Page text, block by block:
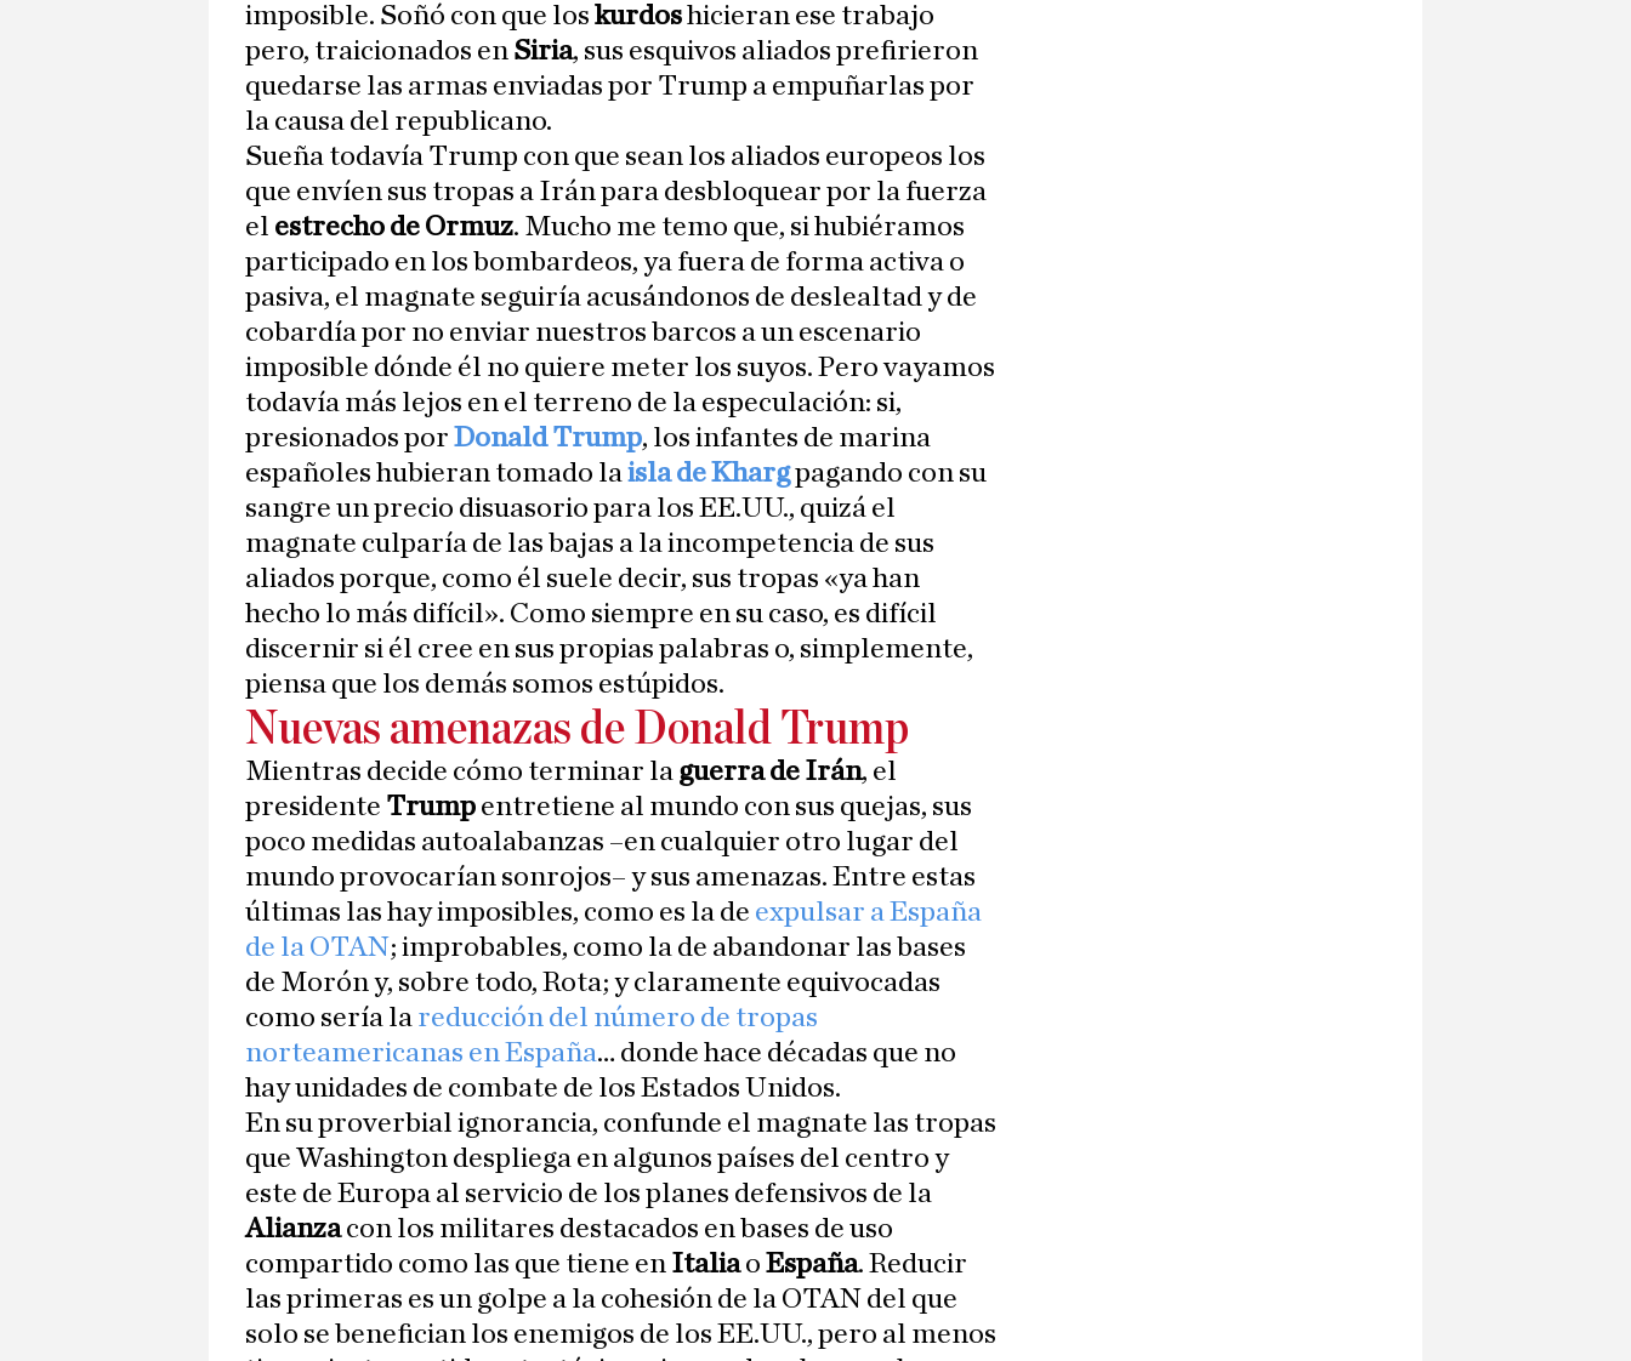
imposible. Soñó con que los kurdoshicieran ese trabajo
pero, traicionados en Siria, sus esquivos aliados prefirieron
quedarse las armas enviadas por Trump a empuñarlas por
la causa del republicano.
Sueña todavía Trump con que sean los aliados europeos los
que envíen sus tropas a Irán para desbloquear por la fuerza
el estrecho de Ormuz. Mucho me temo que, si hubiéramos
participado en los bombardeos, ya fuera de forma activa o
pasiva, el magnate seguiría acusándonos de deslealtad y de
cobardía por no enviar nuestros barcos a un escenario
imposible dónde él no quiere meter los suyos. Pero vayamos
todavía más lejos en el terreno de la especulación: si,
presionados por Donald Trump, los infantes de marina
españoles hubieran tomado laisla de Khargpagando con su
sangre un precio disuasorio para los EE.UU., quizá el
magnate culparía de las bajas a la incompetencia de sus
aliados porque, como él suele decir, sus tropas «ya han
hecho lo más difícil». Como siempre en su caso, es difícil
discernir si él cree en sus propias palabras o, simplemente,
piensa que los demás somos estúpidos.
Nuevas amenazas de Donald Trump
Mientras decide cómo terminar la guerra de Irán, el
presidente Trump entretiene al mundo con sus quejas, sus
poco medidas autoalabanzas –en cualquier otro lugar del
mundo provocarían sonrojos– y sus amenazas. Entre estas
últimas las hay imposibles, como es la de expulsar a España
de la OTAN; improbables, como la de abandonar las bases
de Morón y, sobre todo, Rota; y claramente equivocadas
como sería la reducción del número de tropas
norteamericanas en España… donde hace décadas que no
hay unidades de combate de los Estados Unidos.
En su proverbial ignorancia, confunde el magnate las tropas
que Washington despliega en algunos países del centro y
este de Europa al servicio de los planes defensivos de la
Alianzacon los militares destacados en bases de uso
compartido como las que tiene en Italiao España. Reducir
las primeras es un golpe a la cohesión de la OTAN del que
solo se benefician los enemigos de los EE.UU., pero al menos